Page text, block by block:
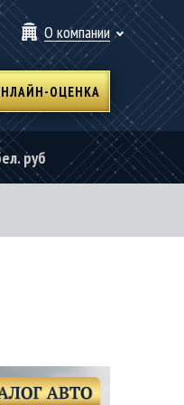
О компании
ОЦЕНКА
руб